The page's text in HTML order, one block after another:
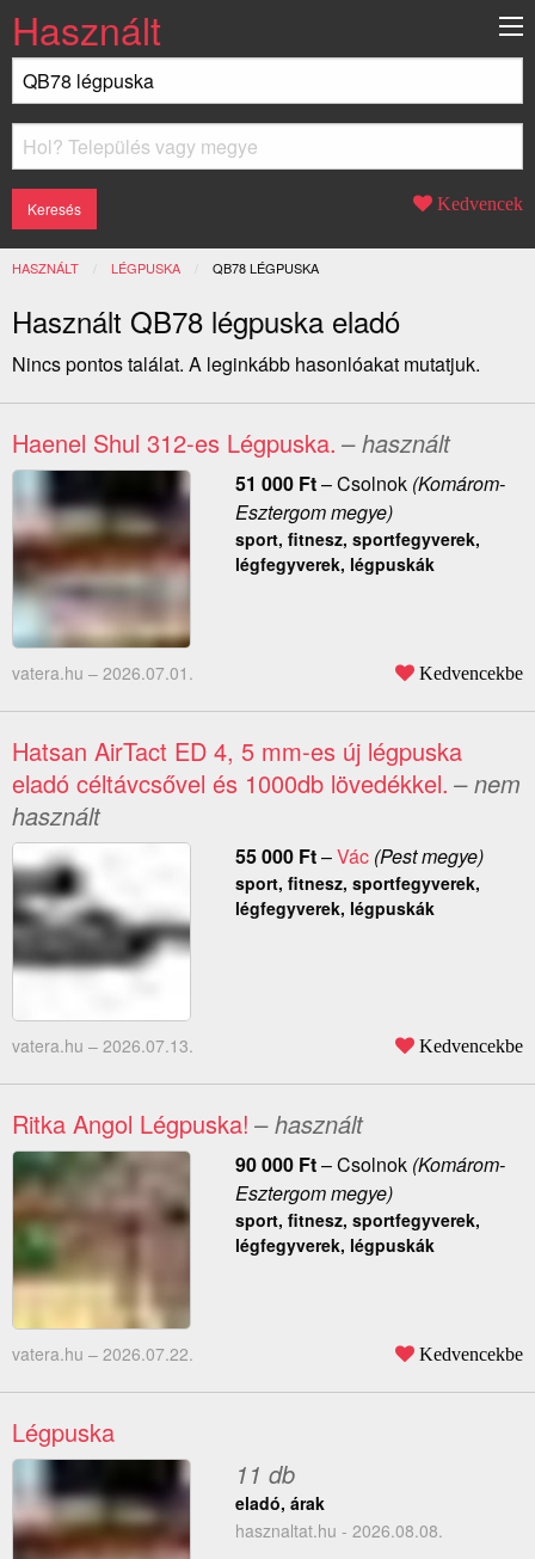
Használt
Kedvencek
HASZNÁLT LÉGPUSKA JELENLEGI:
QB78 LÉGPUSKA
Használt QB78 légpuska eladó
Nincs pontos találat. A leginkább hasonlóakat mutatjuk.
Haenel Shul 312-es Légpuska. – használt
51 000 Ft–Csolnok(Komárom-
Esztergom megye)
sport, fitnesz, sportfegyverek,
légfegyverek, légpuskák
vatera.hu – 2026.07.01. Kedvencekbe
Hatsan AirTact ED 4, 5 mm-es új légpuska
eladó céltávcsővel és 1000db lövedékkel. – nem
használt
55 000 Ft–Vác(Pest megye)
sport, fitnesz, sportfegyverek,
légfegyverek, légpuskák
vatera.hu – 2026.07.13. Kedvencekbe
Ritka Angol Légpuska! – használt
90 000 Ft–Csolnok(Komárom-
Esztergom megye)
sport, fitnesz, sportfegyverek,
légfegyverek, légpuskák
vatera.hu – 2026.07.22. Kedvencekbe
Légpuska
11 db
eladó, árak
hasznaltat.hu - 2026.08.08.